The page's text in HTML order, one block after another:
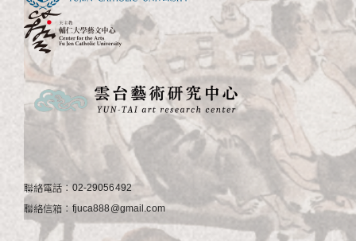
聯絡電話： 02-29056492
聯絡信箱： fjuca888@gmail.com